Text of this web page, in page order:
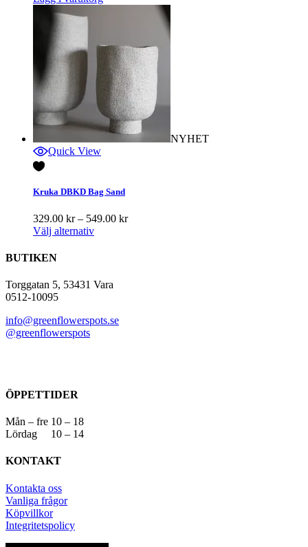
NYHET
Quick View
Kruka DBKD Bag Sand
329.00 kr – 549.00 krPrisintervall:
Välj alternativ
BUTIKEN
Torggatan 5, 53431 Vara
0512-10095
info@greenflowerspots.se
@greenflowerspots
ÖPPETTIDER
Mån – fre 10 – 18
Lördag 10 – 14
KONTAKT
Kontakta oss
Vanliga frågor
Köpvillkor
Integritetspolicy